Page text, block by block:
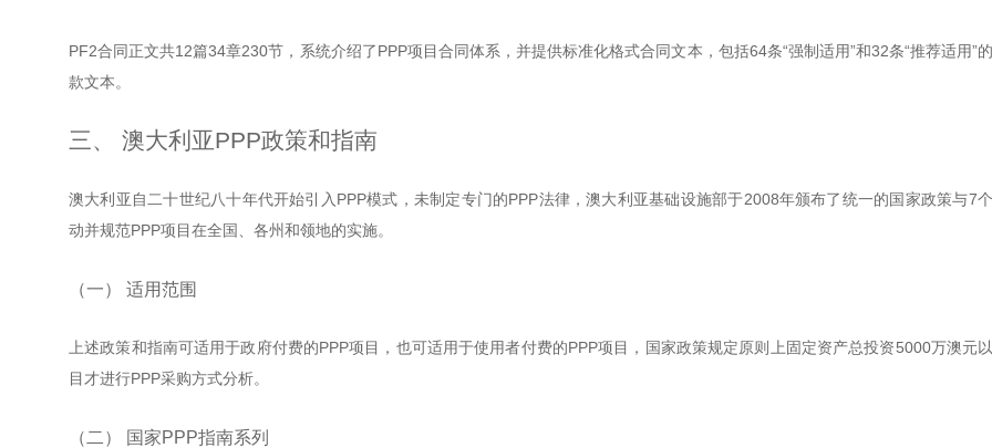
PF2合同正文共12篇34章230节，系统介绍了PPP项目合同体系，并提供标准化格式合同文本，包括64条“强制适用”和32条“推荐适用”
款文本。
三、 澳大利亚PPP政策和指南
澳大利亚自二十世纪八十年代开始引入PPP模式，未制定专门的PPP法律，澳大利亚基础设施部于2008年颁布了统一的国家政策与7
动并规范PPP项目在全国、各州和领地的实施。
（一） 适用范围
上述政策和指南可适用于政府付费的PPP项目，也可适用于使用者付费的PPP项目，国家政策规定原则上固定资产总投资5000万澳元
目才进行PPP采购方式分析。
（二） 国家PPP指南系列